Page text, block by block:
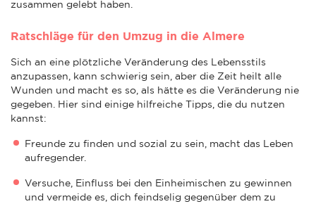
zusammen gelebt haben.
Ratschläge für den Umzug in die Almere
Sich an eine plötzliche Veränderung des Lebensstils
anzupassen, kann schwierig sein, aber die Zeit heilt alle
Wunden und macht es so, als hätte es die Veränderung nie
gegeben. Hier sind einige hilfreiche Tipps, die du nutzen
kannst:
Freunde zu finden und sozial zu sein, macht das Leben
aufregender.
Versuche, Einfluss bei den Einheimischen zu gewinnen
und vermeide es, dich feindselig gegenüber dem zu